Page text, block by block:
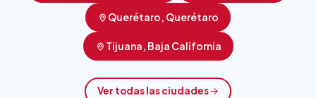
Querétaro, Querétaro
Tijuana, Baja California
Ver todas las ciudades